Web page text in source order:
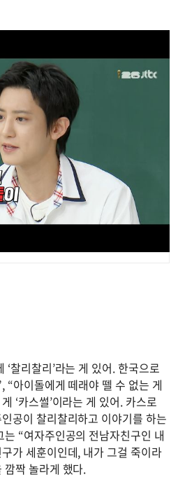
찰리찰리’라는 게 있어. 한국으로
“아이돌에게 떼래야 뗄 수 없는 게
‘카스썰’이라는 게 있어. 카스로
공이 찰리찰리하고 이야기를 하는
“여자주인공의 전남자친구인 내
가 세훈이인데, 내가 그걸 죽이라
짝 놀라게 했다.